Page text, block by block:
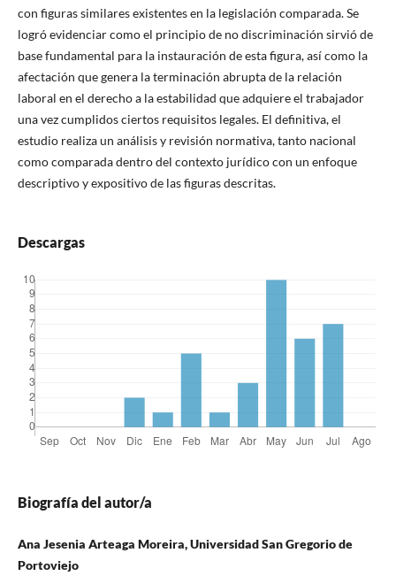
con figuras similares existentes en la legislación comparada. Se
logró evidenciar como el principio de no discriminación sirvió de
base fundamental para la instauración de esta figura, así como la
afectación que genera la terminación abrupta de la relación
laboral en el derecho a la estabilidad que adquiere el trabajador
una vez cumplidos ciertos requisitos legales. El definitiva, el
estudio realiza un análisis y revisión normativa, tanto nacional
como comparada dentro del contexto jurídico con un enfoque
descriptivo y expositivo de las figuras descritas.
Descargas
Biografía del autor/a
Ana Jesenia Arteaga Moreira, Universidad San Gregorio de
Portoviejo